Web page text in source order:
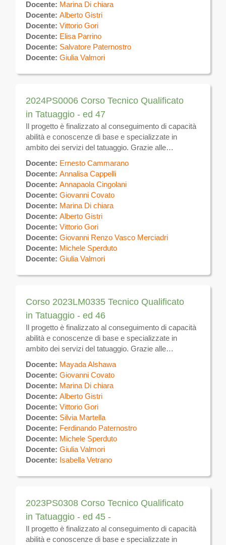
variazioni ed altre attività
Docente: Marina Di chiara
Docente: Alberto Gistri
Docente: Vittorio Gori
Docente: Elisa Parrino
Docente: Salvatore Paternostro
Docente: Giulia Valmori
2024PS0006 Corso Tecnico Qualificato
in Tatuaggio - ed 47
Il progetto è finalizzato al conseguimento di capacità
abilità e conoscenze di base e specializzate in
ambito dei servizi del tatuaggio. Grazie alle
apparecchi elettromeccanici per uso estetico. Al
comunicazioni inerenti il calendario, eventuali
Docente: Ernesto Cammarano
Docente: Annalisa Cappelli
Docente: Annapaola Cingolani
Docente: Giovanni Covato
Docente: Marina Di chiara
Docente: Alberto Gistri
Docente: Vittorio Gori
Docente: Giovanni Renzo Vasco Merciadri
Docente: Michele Sperduto
Docente: Giulia Valmori
Corso 2023LM0335 Tecnico Qualificato
in Tatuaggio - ed 46
Il progetto è finalizzato al conseguimento di capacità
abilità e conoscenze di base e specializzate in
ambito dei servizi del tatuaggio. Grazie alle
realizzare tatuaggi sulla superficie del corpo
materiale didattico e verranno effettuate le
Docente: Mayada Alshawa
Docente: Giovanni Covato
Docente: Marina Di chiara
Docente: Alberto Gistri
Docente: Vittorio Gori
Docente: Silvia Martella
Docente: Ferdinando Paternostro
Docente: Michele Sperduto
Docente: Giulia Valmori
Docente: Isabella Vetrano
2023PS0308 Corso Tecnico Qualificato
in Tatuaggio - ed 45 -
Il progetto è finalizzato al conseguimento di capacità
abilità e conoscenze di base e specializzate in